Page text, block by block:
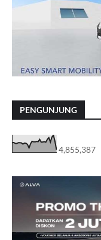
PENGUNJUNG
4,855,387